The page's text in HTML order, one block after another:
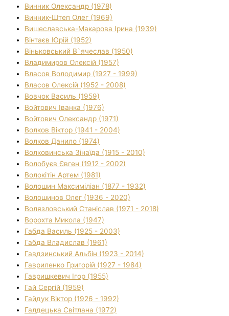
Винник Олександр (1978)
Винник-Штеп Олег (1969)
Вишеславська-Макарова Ірина (1939)
Вінтаєв Юрій (1952)
Віньковський В`ячеслав (1950)
Владимиров Олексій (1957)
Власов Володимир (1927 - 1999)
Власов Олексій (1952 - 2008)
Вовчок Василь (1959)
Войтович Іванка (1976)
Войтович Олександр (1971)
Волков Віктор (1941 - 2004)
Волков Данило (1974)
Волковинська Зінаїда (1915 - 2010)
Волобуєв Євген (1912 - 2002)
Волокітін Артем (1981)
Волошин Максиміліан (1877 - 1932)
Волошинов Олег (1936 - 2020)
Волязловський Станіслав (1971 - 2018)
Ворохта Микола (1947)
Габда Василь (1925 - 2003)
Габда Владислав (1961)
Гавдзинський Альбін (1923 - 2014)
Гавриленко Григорій (1927 - 1984)
Гавришкевич Ігор (1955)
Гай Сергій (1959)
Гайдук Віктор (1926 - 1992)
Галдецька Світлана (1972)